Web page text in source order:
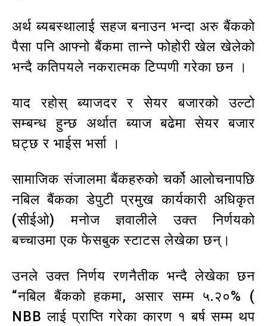
अर्थ ब्यबस्थालाई सहज बनाउन भन्दा अरु बैंकको
पैसा पनि आफ्नो बैंकमा तान्ने फोहोरी खेल खेलेको
भन्दै कतिपयले नकरात्मक टिप्पणी गरेका छन ।
याद रहोस् ब्याजदर र सेयर बजारको उल्टो
सम्बन्ध हुन्छ अर्थात ब्याज बढेमा सेयर बजार
घट्छ र भाईस भर्सा ।
सामाजिक संजालमा बैंकहरुको चर्को आलोचनापछि
नबिल बैंकका डेपुटी प्रमुख कार्यकारी अधिकृत
(सीईओ) मनोज ज्ञवालीले उक्त निर्णयको
बच्चाउमा एक फेसबुक स्टाटस लेखेका छन्।
उनले उक्त निर्णय रणनैतीक भन्दै लेखेका छन
“नबिल बैंकको हकमा, असार सम्म ५.२०% (
NBB लाई प्राप्ति गरेका कारण १ बर्ष सम्म थप